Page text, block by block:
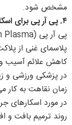
مشخص شود.
۴. پی آر پی برای اسکار جراحی
پلاسمای غنی از
کاهش علائم آسیب
در پزشکی ورزشی و
زمان نقاهت به کار
در مورد اسکارهای
روند ترمیم بافت و